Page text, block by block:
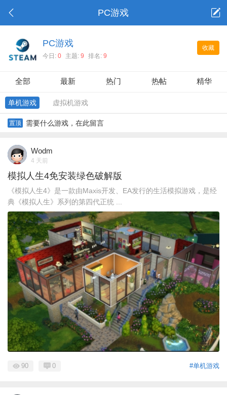
PC游戏
收藏
PC游戏
今日: 0 主题: 9 排名: 9
全部 最新 热门 热帖 精华
单机游戏 虚拟机游戏
置顶 需要什么游戏，在此留言
Wodm
4 天前
模拟人生4免安装绿色破解版
《模拟人生4》是一款由Maxis开发、EA发行的生活模拟游戏，是经
典《模拟人生》系列的第四代正统 ...
#单机游戏
90 0